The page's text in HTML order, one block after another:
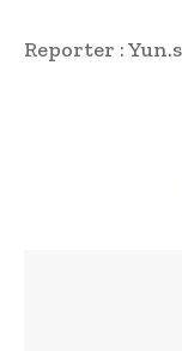
Reporter : Yun.s